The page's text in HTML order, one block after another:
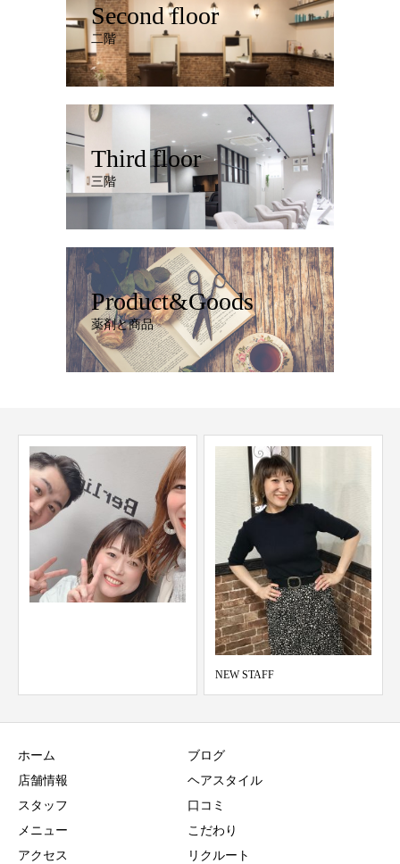
Second floor
二階
Third floor
三階
Product&Goods
薬剤と商品
パーティーヘアー
ホーム
店舗情報
スタッフ
メニュー
アクセス
ブログ
ヘアスタイル
口コミ
こだわり
リクルート